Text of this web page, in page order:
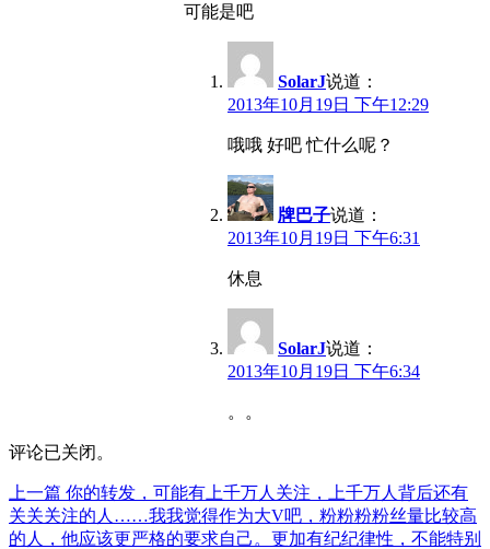
可能是吧
SolarJ说道：
2013年10月19日 下午12:29
哦哦 好吧 忙什么呢？
牌巴子说道：
2013年10月19日 下午6:31
休息
SolarJ说道：
2013年10月19日 下午6:34
。。
评论已关闭。
文
章
上一篇 上
篇
文
你的转发，可能有上千万人关注，上千万人背后还有
关关关注的人……我我觉得作为大V吧，粉粉粉粉丝量比较高
的人，他应该更严格的要求自己。更加有纪纪律性，不能特别